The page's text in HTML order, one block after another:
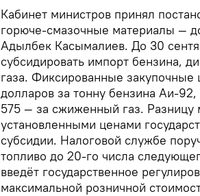
Кабинет министров принял
горюче-смазочные материалы —
Адылбек Касымалиев. До 30
субсидировать импорт бензина,
газа. Фиксированные
долларов за тонну бензина Аи-
575 — за сжиженный газ.
установленными ценами
субсидии. Налоговой службе
топливо до 20-го числа
введёт государственное
максимальной розничной